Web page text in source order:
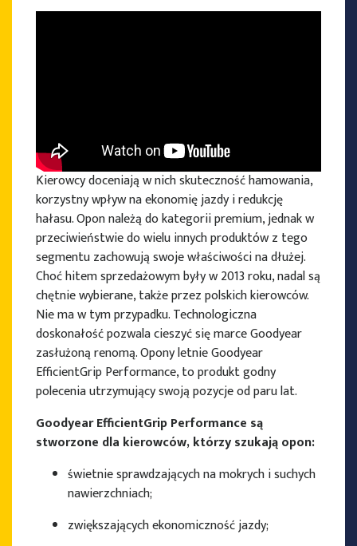
Kierowcy doceniają w nich skuteczność hamowania,
korzystny wpływ na ekonomię jazdy i redukcję
hałasu. Opon należą do kategorii premium, jednak w
przeciwieństwie do wielu innych produktów z tego
segmentu zachowują swoje właściwości na dłużej.
Choć hitem sprzedażowym były w 2013 roku, nadal są
chętnie wybierane, także przez polskich kierowców.
Nie ma w tym przypadku. Technologiczna
doskonałość pozwala cieszyć się marce Goodyear
zasłużoną renomą. Opony letnie Goodyear
EfficientGrip Performance, to produkt godny
polecenia utrzymujący swoją pozycje od paru lat.
Goodyear EfficientGrip Performance są
stworzone dla kierowców, którzy szukają opon:
świetnie sprawdzających na mokrych i suchych
nawierzchniach;
zwiększających ekonomiczność jazdy;